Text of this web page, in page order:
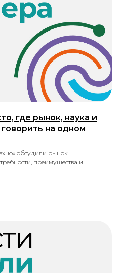
где рынок, наука и
на одном
обсудили рынок
преимущества и